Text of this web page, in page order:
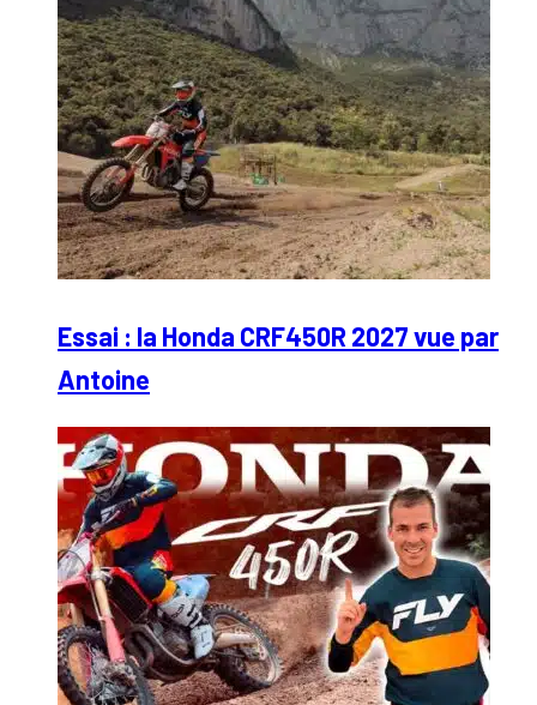
Essai : la Honda CRF450R 2027 vue par
Antoine